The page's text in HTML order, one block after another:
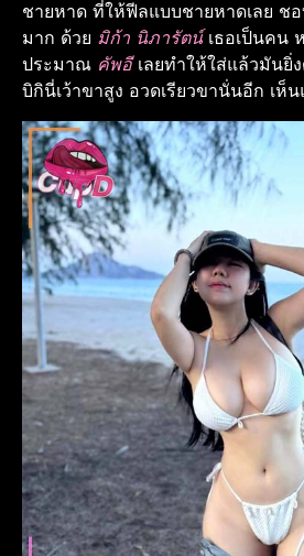
ชายหาด ที่ให้ฟีลแบบชายหาดเลย ชอ
มาก ด้วย มิก้า นิภารัตน์เธอเป็นคน
ประมาณ คัพอี เลยทำให้ใส่แล้วมัน
บิกินี่เว้าขาสูง อวดเรียวขานั่นอีก เห็